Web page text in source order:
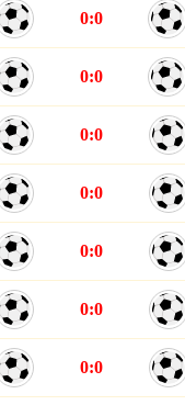
0:0
0:0
0:0
0:0
0:0
0:0
0:0